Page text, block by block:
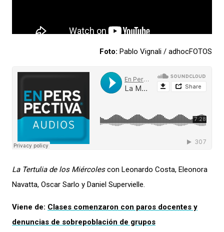
Foto: Pablo Vignali / adhocFOTOS
La Tertulia de los Miércolescon Leonardo Costa, Eleonora
Navatta, Oscar Sarlo y Daniel Supervielle.
Viene de: Clases comenzaron con paros docentes y
denuncias de sobrepoblación de grupos